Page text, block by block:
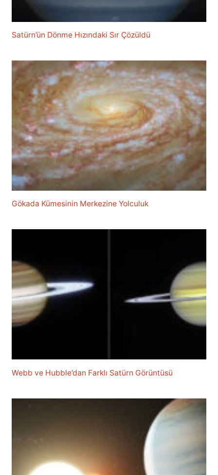
Satürn’ün Dönme Hızındaki Sır Çözüldü
Gökada Kümesinin Merkezine Yolculuk
Webb ve Hubble’dan Farklı Satürn Görüntüsü